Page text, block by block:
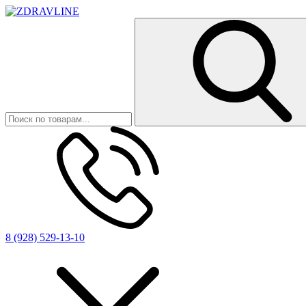
8 (928) 529-13-10